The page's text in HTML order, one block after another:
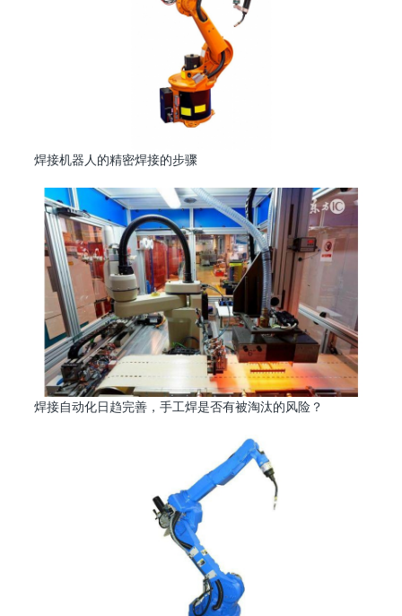
焊接机器人的精密焊接的步骤
焊接自动化日趋完善，手工焊是否有被淘汰的风险？